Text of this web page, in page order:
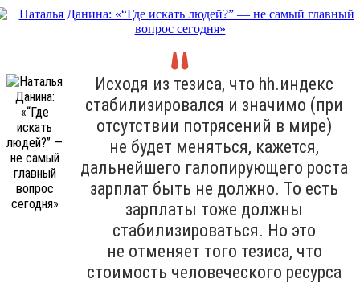
Исходя из тезиса, что hh.индекс
стабилизировался и значимо (при
отсутствии потрясений в мире)
не будет меняться, кажется,
дальнейшего галопирующего роста
зарплат быть не должно. То есть
зарплаты тоже должны
стабилизироваться. Но это
не отменяет того тезиса, что
стоимость человеческого ресурса